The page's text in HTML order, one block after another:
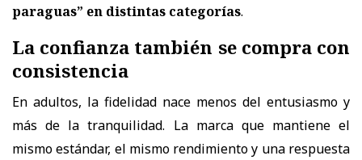
paraguas” en distintas categorías.
La confianza también se compra con
consistencia
En adultos, la fidelidad nace menos del entusiasmo y
más de la tranquilidad. La marca que mantiene el
mismo estándar, el mismo rendimiento y una respuesta